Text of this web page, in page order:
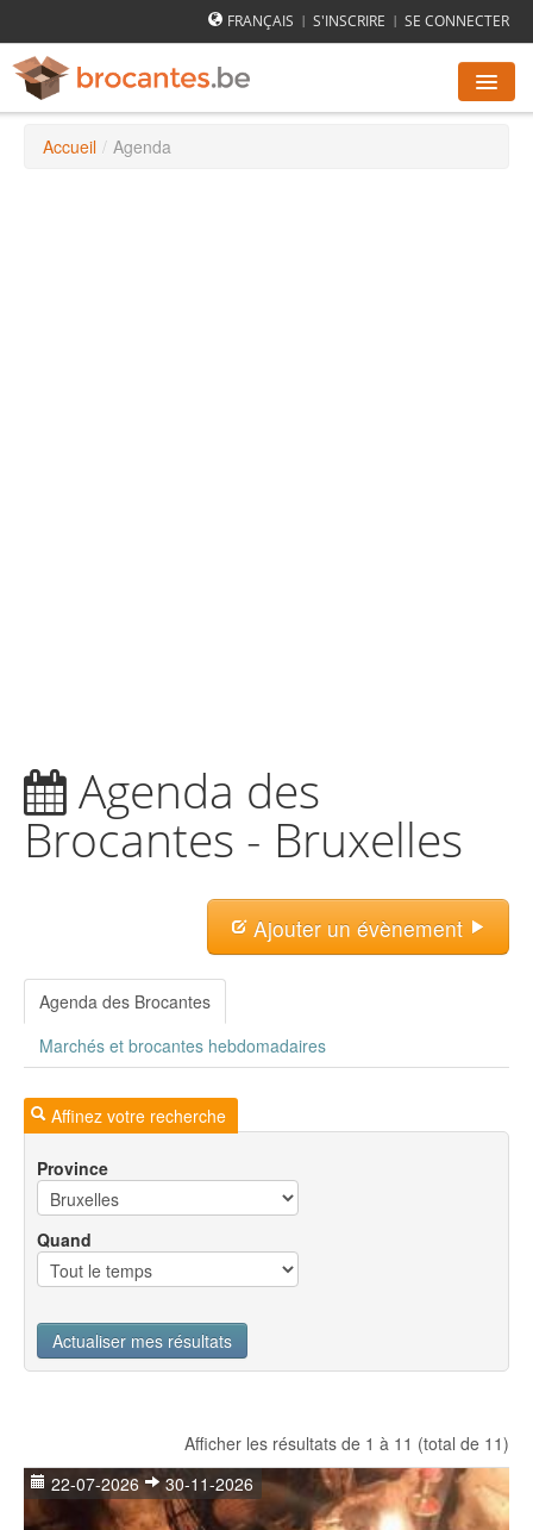
FRANÇAIS | S'INSCRIRE | SE CONNECTER
AGENDA DES BROCANTES
Accueil / Agenda
Agenda des
Brocantes - Bruxelles
Ajouter un évènement
Agenda des Brocantes
Marchés et brocantes hebdomadaires
Affinez votre recherche
Province
Quand
Actualiser mes résultats
Afficher les résultats de 1 à 11 (total de 11)
22-07-2026
30-11-2026